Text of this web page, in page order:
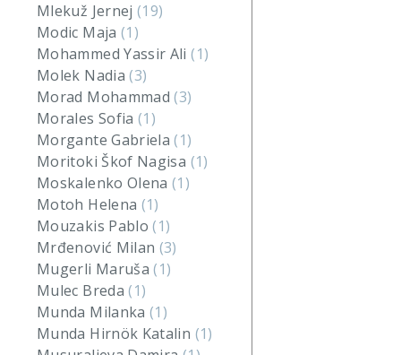
Mlekuž Jernej(19)
Modic Maja (1)
Mohammed Yassir Ali(1)
Molek Nadia(3)
Morad Mohammad(3)
Morales Sofia(1)
Morgante Gabriela(1)
Moritoki Škof Nagisa (1)
Moskalenko Olena(1)
Motoh Helena (1)
Mouzakis Pablo(1)
Mrđenović Milan (3)
Mugerli Maruša(1)
Mulec Breda(1)
Munda Milanka(1)
Munda Hirnök Katalin (1)